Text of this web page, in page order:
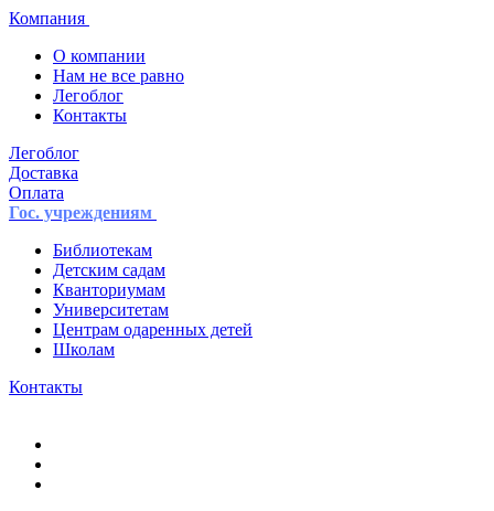
Компания
О компании
Нам не все равно
Легоблог
Контакты
Легоблог
Доставка
Оплата
Гос. учреждениям
Библиотекам
Детским садам
Кванториумам
Университетам
Центрам одаренных детей
Школам
Контакты